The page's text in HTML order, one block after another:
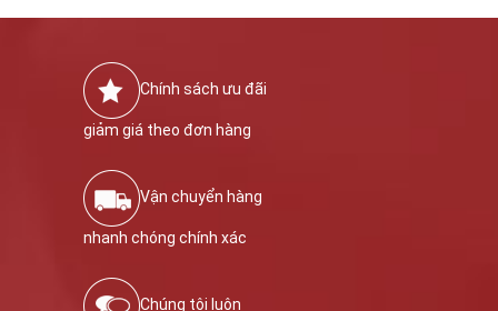
Chính sách ưu đãi
giảm giá theo đơn hàng
Vận chuyển hàng
nhanh chóng chính xác
Chúng tôi luôn